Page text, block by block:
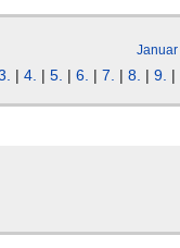
Januar
| 4. | 5. | 6. | 7. | 8. | 9. |